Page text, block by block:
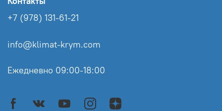
+7 (978) 131-61-21
info@klimat-krym.com
Ежедневно 09:00-18:00